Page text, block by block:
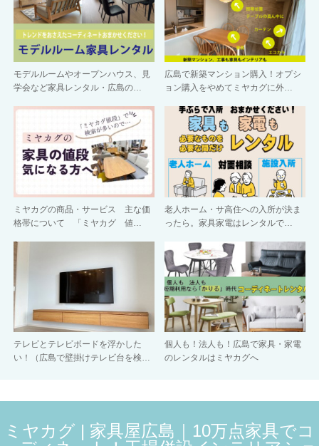
モデルルームやオープンハウス、見
学会など家具レンタル・広島の…
広島で新築マンション購入！オプシ
ョン購入をやめてミヤカグに外…
ミヤカグの商品・サービス 主な価
格帯について 「ミヤカグ 値…
老人ホーム・サ高住への入所が決ま
ったら。家具家電はレンタルで…
テレビとテレビボードを浮かした
い！（広島で壁掛けテレビ台を検…
個人も！法人も！広島で家具・家電
のレンタルはミヤカグへ
ミヤカグ | 家具屋広島｜10万点家具でコ